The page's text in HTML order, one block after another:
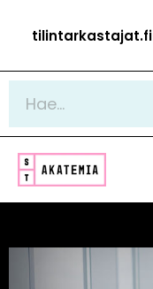
sisältöön
tilintarkastajat.fi